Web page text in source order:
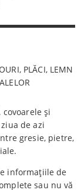
PLĂCI, LEMN
și
de azi
gresie, pietre,
informațiile de
sau nu vă